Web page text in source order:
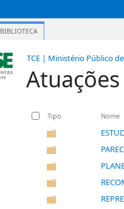
BIBLIOTECA
TCE | Ministério Público
Atuações
Tipo Nome